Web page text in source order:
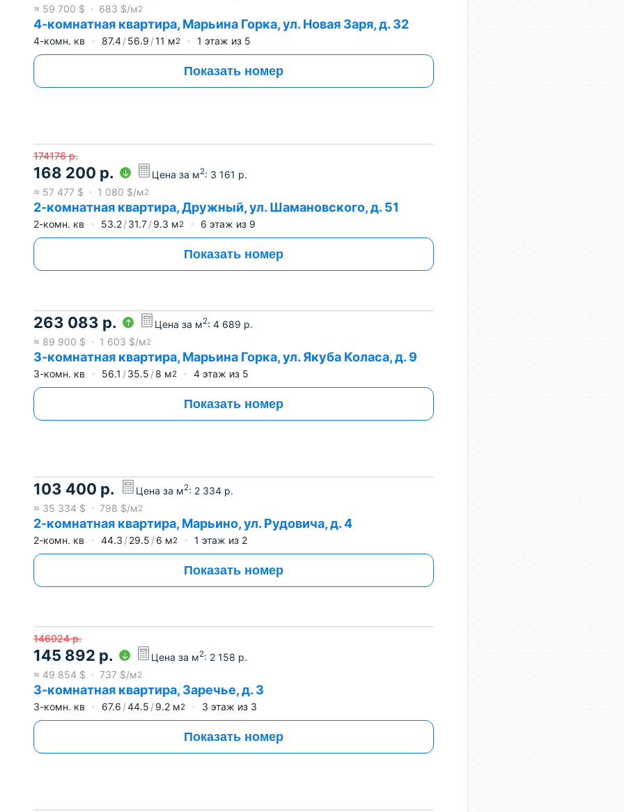
≈ 59 700 $ 683 $/м2
4-комнатная квартира, Марьина Горка, ул. Новая Заря, д. 32
4-комн. кв 87.4 56.9 11 м2 1 этаж из 5
Показать номер
174176 р.
168 200 р. Цена за м2: 3 161 р.
≈ 57 477 $ 1 080 $/м2
2-комнатная квартира, Дружный, ул. Шамановского, д. 51
2-комн. кв 53.2 31.7 9.3 м2 6 этаж из 9
Показать номер
263 083 р. Цена за м2: 4 689 р.
≈ 89 900 $ 1 603 $/м2
3-комнатная квартира, Марьина Горка, ул. Якуба Коласа, д. 9
3-комн. кв 56.1 35.5 8 м2 4 этаж из 5
Показать номер
103 400 р. Цена за м2: 2 334 р.
≈ 35 334 $ 798 $/м2
2-комнатная квартира, Марьино, ул. Рудовича, д. 4
2-комн. кв 44.3 29.5 6 м2 1 этаж из 2
Показать номер
146024 р.
145 892 р. Цена за м2: 2 158 р.
≈ 49 854 $ 737 $/м2
3-комнатная квартира, Заречье, д. 3
3-комн. кв 67.6 44.5 9.2 м2 3 этаж из 3
Показать номер